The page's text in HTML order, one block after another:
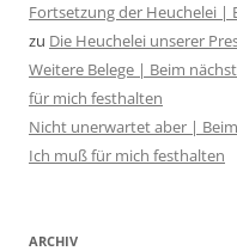
Fortsetzung der Heuchelei |
zu Die Heuchelei unserer
Weitere Belege | Beim
für mich festhalten
Nicht unerwartet aber |
Ich muß für mich festhalten
ARCHIV